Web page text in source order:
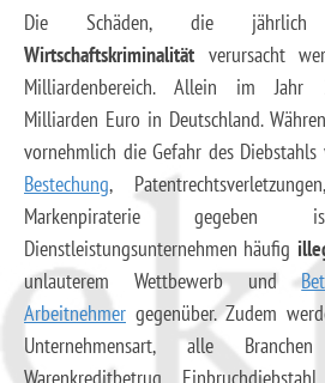
Die Schäden, die jährlich
Wirtschaftskriminalität verursacht
Milliardenbereich. Allein im
Milliarden Euro in Deutschland.
vornehmlich die Gefahr des
Bestechung,
Markenpiraterie
Dienstleistungsunternehmen häufig
unlauterem Wettbewerb und
Arbeitnehmer gegenüber. Zudem
Unternehmensart, alle